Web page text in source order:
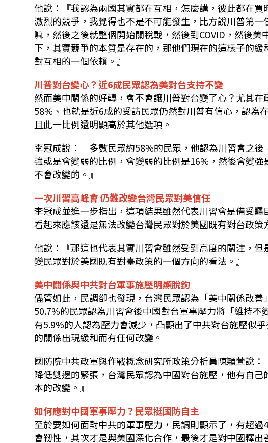
他說：『我認為兩國其實都在互相，怎麼講，彼此都在
激烈的競爭，我覺得也不是不可能發生，比方說川普第
嘛，然後之後就整個開始關稅戰，然後到COVID，然後
下，其實競爭的本質是存在的，那他們現在的這樣子的
對互相的一個依賴。』
川普對台變心？近6成民眾認為美對台支持不變
然而美中關係的好轉，會不會讓川普對台變了心？尤其
58%、也就是近6成的受訪民眾仍然對川普有信心，認為
且此一比例還明顯高於其他選項。
李冠成說：『多數民眾約58%的民眾，他認為川習會之
強或是會變弱的比例，會變弱的比例是16%，然後會變
不會改變的。』
一次川習高峰會 仍難改變台灣民眾對美信任
李冠成並進一步指出，這項結果雖然代表川習會是備受
看起來應該還是無法改變台灣民眾對於美國既有對台政策
他說：『那這也代表其實川習會雖然受到高度的關注，
變民眾對於美國既有對臺政策的一個方向的看法。』
美中關係與中共對台軍事施壓明顯脫鉤
儘管如此，民調卻也發現，台灣民眾認為「美中關係改
50.7%的民眾認為川習會後中國對台軍事壓力將「維持
有5.9%的人認為壓力會減少，凸顯出了中共對台施壓似
的關係出現緩和而有任何改變。
國防院中共政軍與作戰概念研究所政策分析員陳穎萱說
降低雙邊的緊張，台灣民眾認為中國對台施壓，他有自
本的改變。』
如何應對中國軍事壓力？民眾挺國防自主
至於要如何面對中共的軍事壓力，民調則顯示了，有超
會靭性，其次才是與美國深化合作，最後才是對中國釋